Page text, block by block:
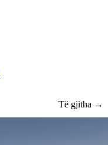
Të gjitha →